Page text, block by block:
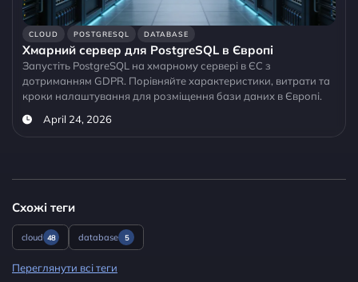
CLOUD POSTGRESQL DATABASE
Хмарний сервер для PostgreSQL в Європі
Запустіть PostgreSQL на хмарному сервері в ЄС з
дотриманням GDPR. Порівняйте характеристики, витрати та
кроки налаштування для розміщення бази даних в Європі.
April 24, 2026
Схожі теги
cloud 48 database 5
Переглянути всі теги